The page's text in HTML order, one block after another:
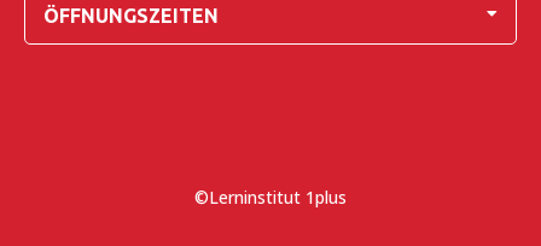
ÖFFNUNGSZEITEN
©Lerninstitut 1plus